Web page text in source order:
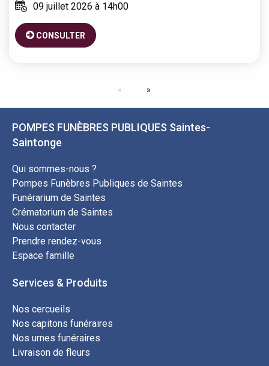
09 juillet 2026 à 14h00
CONSULTER
POMPES FUNÈBRES PUBLIQUES Saintes-
Saintonge
Qui sommes-nous ?
Pompes Funèbres Publiques de Saintes
Funérarium de Saintes
Crématorium de Saintes
Nous contacter
Prendre rendez-vous
Espace famille
Services & Produits
Nos cercueils
Nos capitons funéraires
Nos urnes funéraires
Livraison de fleurs